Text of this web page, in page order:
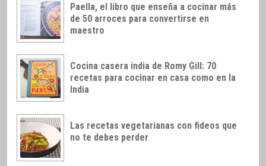
Paella, el libro que enseña a cocinar más
de 50 arroces para convertirse en
maestro
Cocina casera india de Romy Gill: 70
recetas para cocinar en casa como en la
India
Las recetas vegetarianas con fideos que
no te debes perder